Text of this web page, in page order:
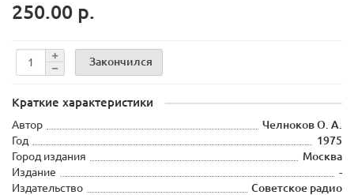
250.00 р.
Закончился
Краткие характеристики
Автор
Челноков О. А.
Год
1975
Город издания
Москва
Издание
-
Издательство
Советское радио